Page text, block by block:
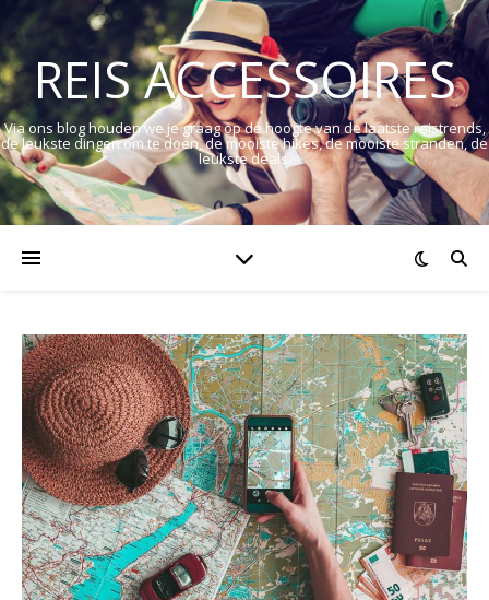
REIS ACCESSOIRES
Via ons blog houden we je graag op de hoogte van de laatste reistrends,
de leukste dingen om te doen, de mooiste hikes, de mooiste stranden, de
leukste deals.